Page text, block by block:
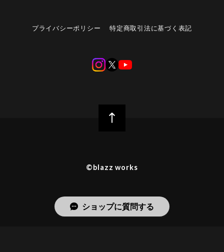
プライバシーポリシー 特定商取引法に基づく表記
©︎blazz works
ショップに質問する